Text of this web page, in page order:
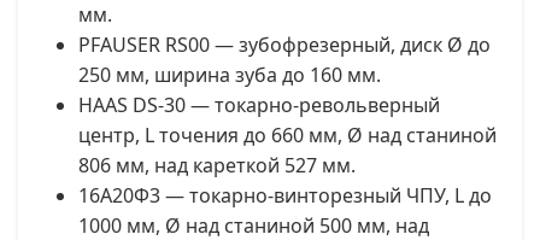
мм.
PFAUSER RS00 — зубофрезерный, диск Ø до
250 мм, ширина зуба до 160 мм.
HAAS DS-30 — токарно-револьверный
центр, L точения до 660 мм, Ø над станиной
806 мм, над кареткой 527 мм.
16А20Ф3 — токарно-винторезный ЧПУ, L до
1000 мм, Ø над станиной 500 мм, над